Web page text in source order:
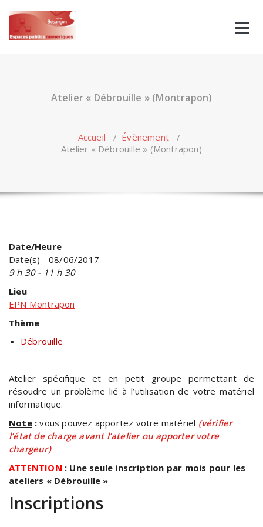
content
Atelier « Débrouille » (Montrapon)
Accueil / Évènement /
Atelier « Débrouille » (Montrapon)
Date/Heure
Date(s) - 08/06/2017
9 h 30 - 11 h 30
Lieu
EPN Montrapon
Thème
Débrouille
Atelier spécifique et en petit groupe permettant de
résoudre un problème lié à l’utilisation de votre matériel
informatique.
Note: vous pouvez apportez votre matériel (vérifier
l’état de charge avant l’atelier ou apporter votre
chargeur)
ATTENTION : Une seule inscription par mois pour les
ateliers « Débrouille »
Inscriptions